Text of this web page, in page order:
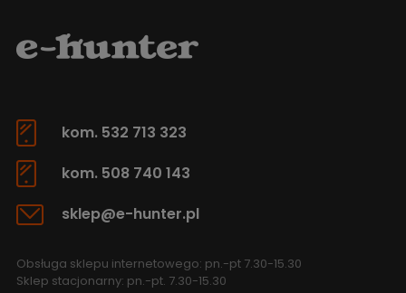
kom. 532 713 323
kom. 508 740 143
sklep@e-hunter.pl
Obsługa sklepu internetowego: pn.-pt 7.30-15.30
Sklep stacjonarny: pn.-pt. 7.30-15.30